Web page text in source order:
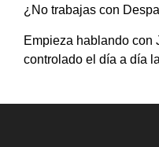
¿No trabajas con
Empieza hablando con
controlado el día a día